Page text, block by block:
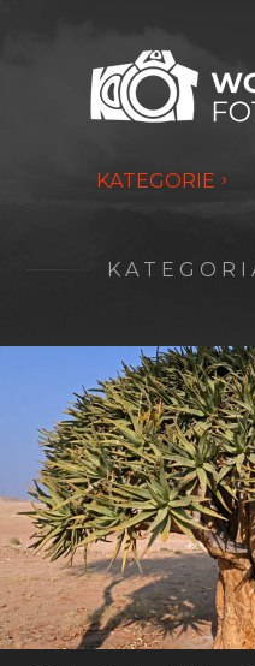
KATEGORIE